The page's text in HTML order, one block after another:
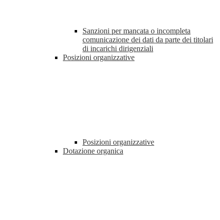
Sanzioni per mancata o incompleta
comunicazione dei dati da parte dei titolari
di incarichi dirigenziali
Posizioni organizzative
Posizioni organizzative
Dotazione organica